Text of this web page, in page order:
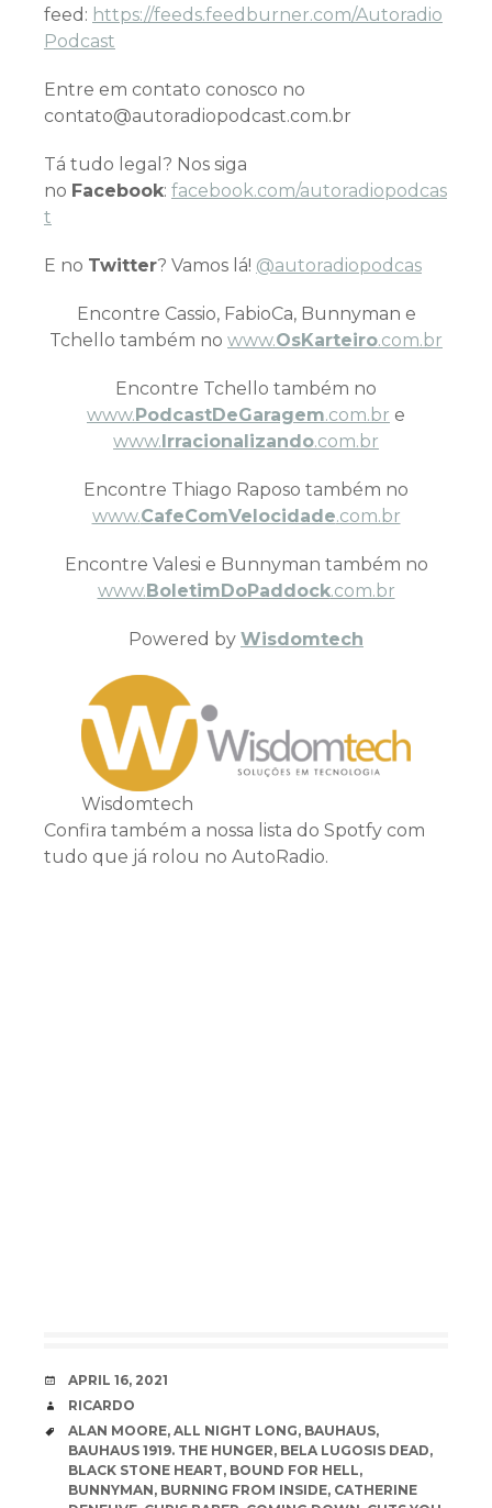
feed: https://feeds.feedburner.com/Autoradio
Podcast
Entre em contato conosco no
contato@autoradiopodcast.com.br
Tá tudo legal? Nos siga
no Facebook: facebook.com/autoradiopodcas
t
E no Twitter? Vamos lá! @autoradiopodcas
Encontre Cassio, FabioCa, Bunnyman e
Tchello também no www.OsKarteiro.com.br
Encontre Tchello também no
www.PodcastDeGaragem.com.br e
www.Irracionalizando.com.br
Encontre Thiago Raposo também no
www.CafeComVelocidade.com.br
Encontre Valesi e Bunnyman também no
www.BoletimDoPaddock.com.br
Powered by Wisdomtech
Wisdomtech
Confira também a nossa lista do Spotfy com
tudo que já rolou no AutoRadio.
DATE
APRIL 16, 2021
AUTHOR
RICARDO
TAGS
ALAN MOORE, ALL NIGHT LONG, BAUHAUS,
BAUHAUS 1919. THE HUNGER, BELA LUGOSIS DEAD,
BLACK STONE HEART, BOUND FOR HELL,
BUNNYMAN, BURNING FROM INSIDE, CATHERINE